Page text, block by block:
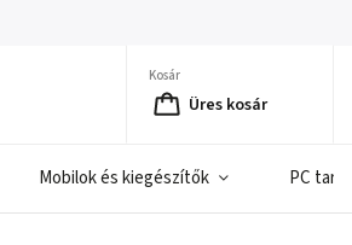
Kosár
Üres kosár
Mobilok és kiegészítők PC